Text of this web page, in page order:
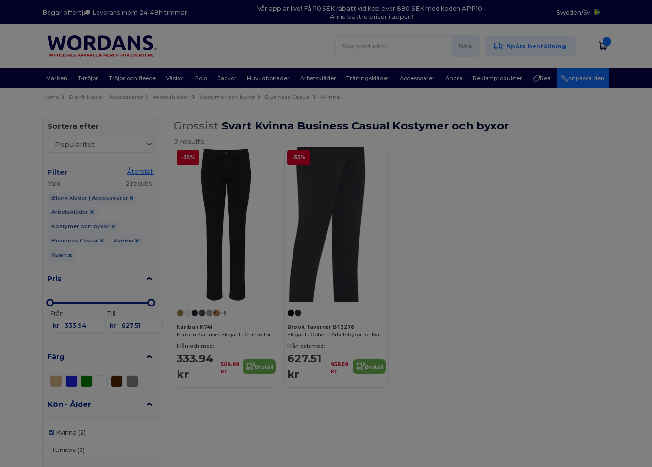
Begär offert| Leverans inom 24-48h timmar
Vår app är live! Få 110 SEK rabatt vid köp över 880 SEK med koden APP10 –
Ännu bättre priser i appen!
Sweden/Sv
Sök Spåra beställning
Märken T-tröjor Tröjor och fleece Väskor Polo Jackor Huvudbonader Arbetskläder Träningskläder Accessoarer Andra Reklamprodukter Rea Anpassa den!
Home Blank kläder | Accessoarer Arbetskläder Kostymer och byxor Business Casual Kvinna
Sortera efter
Filter
Återställ
Vald
2 results.
Blank kläder | Accessoarer
Arbetskläder
Kostymer och byxor
Business Casual Kvinna
Svart
Pris
Från
kr
Till
kr
Färg
Kön - Ålder
Kvinna (2)
Unisex (2)
Grossist Svart Kvinna Business Casual Kostymer och byxor
2 results.
-35%
+6
Kariban K741
Kariban Kvinnors Eleganta Chinos för Arbete och Fest
Från och med:
333.94
kr
509.89
kr
Beställ
-35%
Brook Taverner BT2276
Eleganta Ophelia Arbetsbyxor för Kvinnor
Från och med:
627.51
kr
958.59
kr
Beställ